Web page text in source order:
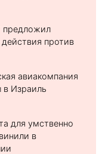
предложил
против
авиакомпания
в Израиль
для умственно
в